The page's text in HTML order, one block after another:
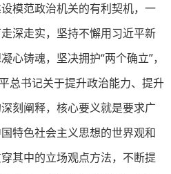
模范政治机关的有利契机，一
深走实，坚持不懈用习近平新
心铸魂，坚决拥护“两个确立”，
总书记关于提升政治能力、提升
刻阐释，核心要义就是要求广
特色社会主义思想的世界观和
其中的立场观点方法，不断提